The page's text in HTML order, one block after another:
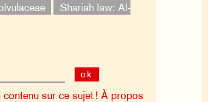
Shariah law: Al-
ok
sur ce sujet ! À propos